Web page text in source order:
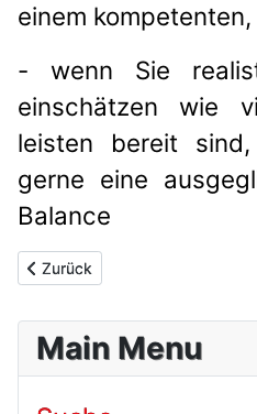
einem
- wenn Sie
einschätzen wie
leisten bereit
gerne eine
Balance
Vorheriger Beitrag:
Zurück
Main Menu